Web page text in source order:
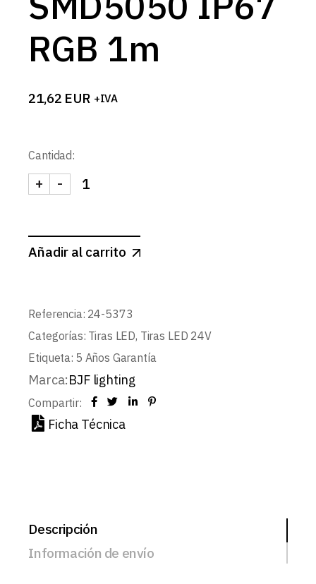
RGB 1m
21,62 EUR +IVA
Cantidad:
TIRA 24V PRO 7,2W/m 30LED/m SMD5050 IP67
-
+
Añadir al carrito
Referencia: 24-5373
Categorías: Tiras LED, Tiras LED 24V
Etiqueta: 5 Años Garantía
Marca:BJF lighting
Compartir:
Ficha Técnica
Descripción
Información de envío